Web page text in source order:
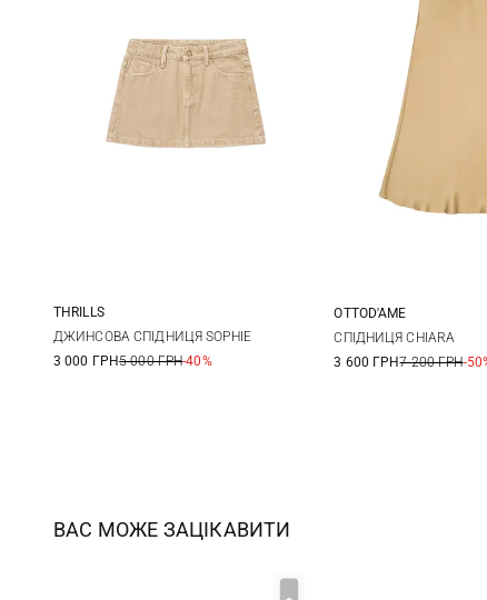
24 25 26
THRILLS
ДЖИНСОВА СПІДНИЦЯ SOPHIE
3 000 ГРН5 000 ГРН-40%
36 38
OTTOD'AME
СПІДНИЦЯ CHIARA
3 600 ГРН7 200 ГРН-
ВАС МОЖЕ ЗАЦІКАВИТИ